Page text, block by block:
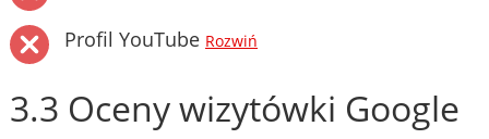
Profil YouTube Rozwiń
3.3 Oceny wizytówki Google